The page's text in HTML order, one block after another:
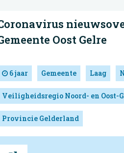
Oost Gelre
6 jaar Gemeente Laag
Veiligheidsregio Noord- en Oost-
Provincie Gelderland